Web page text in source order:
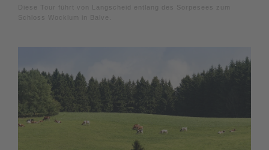
Diese Tour führt von Langscheid entlang des Sorpesees zum
Schloss Wocklum in Balve.